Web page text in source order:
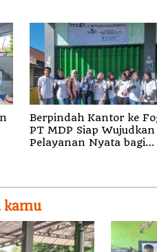
Berpindah Kantor ke
PT MDP Siap Wujudkan
Pelayanan Nyata bagi
kamu